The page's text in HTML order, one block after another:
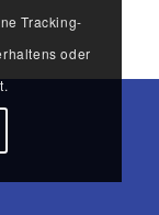
Tracking-
oder